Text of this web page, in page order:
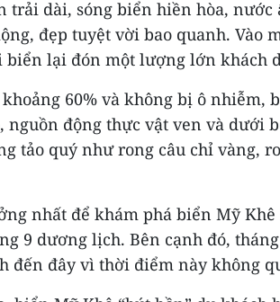
trải dài, sóng biển hiền hòa, nước
đẹp tuyệt vời bao quanh. Vào
biển lại đón một lượng lớn khách
60% và không bị ô nhiễm,
nguồn động thực vật ven và dưới
tảo quý như rong câu chỉ vàng,
nhất để khám phá biển Mỹ
9 dương lịch. Bên cạnh đó,
đến đây vì thời điểm này không